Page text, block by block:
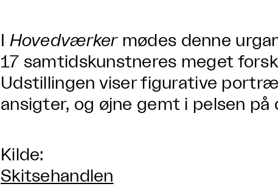
Hovedværkermødes denne
17 samtidskunstneres meget
Udstillingen viser figurative
ansigter, og øjne gemt i pelsen på
Kilde:
Skitsehandlen